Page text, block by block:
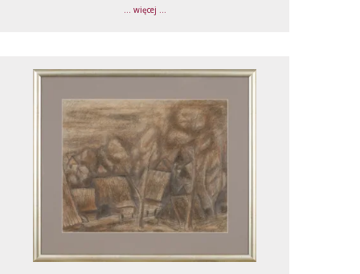
... więcej ...